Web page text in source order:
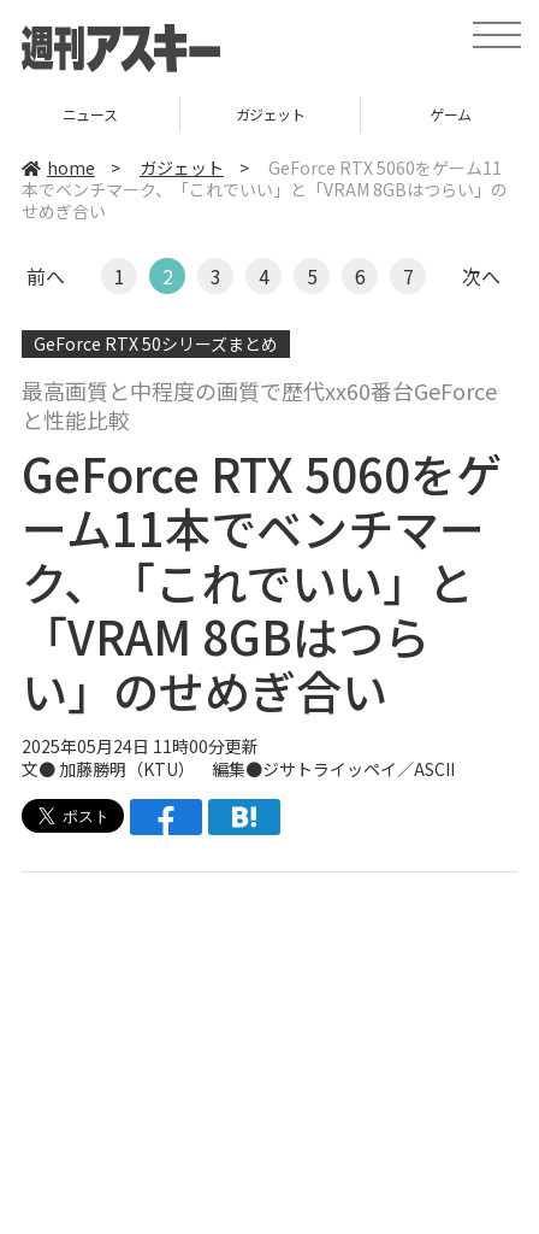
t
o
v
i
o
ニュース ガジェット ゲーム
home > ガジェット >
GeForce RTX 5060をゲーム11
本でベンチマーク、「これでいい」と「VRAM 8GBはつらい」の
せめぎ合い
前へ 1 2 3 4 5 6 7 次へ
GeForce RTX 50シリーズまとめ
最高画質と中程度の画質で歴代xx60番台GeForce
と性能比較
GeForce RTX 5060をゲ
ーム11本でベンチマー
ク、「これでいい」と
「VRAM 8GBはつら
い」のせめぎ合い
2025年05月24日 11時00分更新
文● 加藤勝明（KTU） 編集●ジサトライッペイ／ASCII